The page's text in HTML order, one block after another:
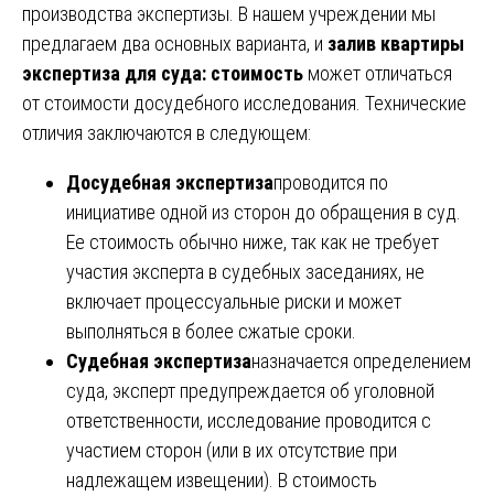
производства экспертизы. В нашем учреждении мы
предлагаем два основных варианта, и залив квартиры
экспертиза для суда: стоимость может отличаться
от стоимости досудебного исследования. Технические
отличия заключаются в следующем:
Досудебная экспертизапроводится по
инициативе одной из сторон до обращения в суд.
Ее стоимость обычно ниже, так как не требует
участия эксперта в судебных заседаниях, не
включает процессуальные риски и может
выполняться в более сжатые сроки.
Судебная экспертизаназначается определением
суда, эксперт предупреждается об уголовной
ответственности, исследование проводится с
участием сторон (или в их отсутствие при
надлежащем извещении). В стоимость